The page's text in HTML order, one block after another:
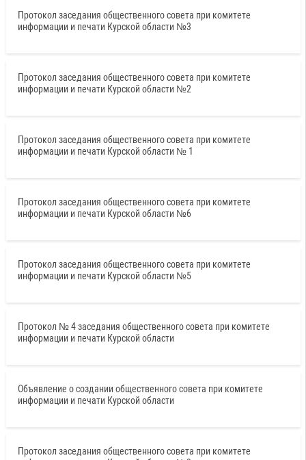
Протокол заседания общественного совета при комитете
информации и печати Курской области №3
Протокол заседания общественного совета при комитете
информации и печати Курской области №2
Протокол заседания общественного совета при комитете
информации и печати Курской области № 1
Протокол заседания общественного совета при комитете
информации и печати Курской области №6
Протокол заседания общественного совета при комитете
информации и печати Курской области №5
Протокол № 4 заседания общественного совета при комитете
информации и печати Курской области
Объявление о создании общественного совета при комитете
информации и печати Курской области
Протокол заседания общественного совета при комитете